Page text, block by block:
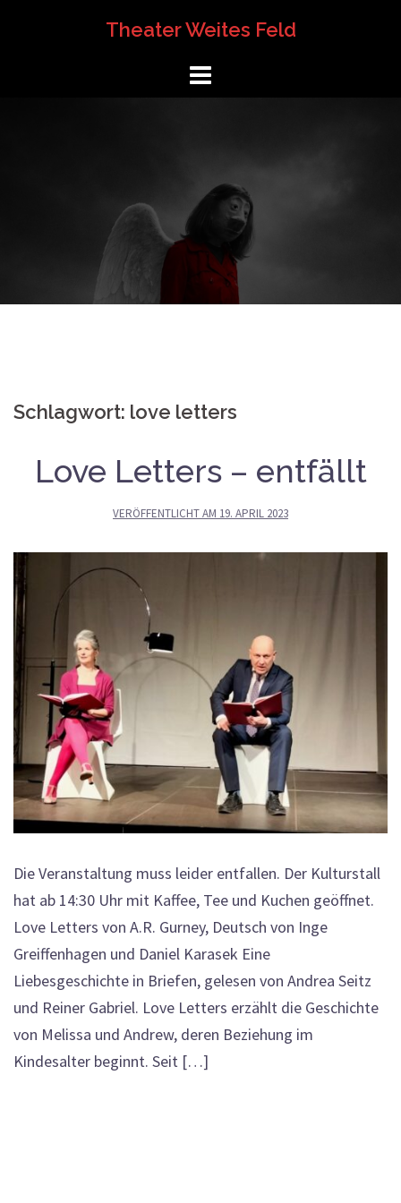
Theater Weites Feld
Schlagwort: love letters
Love Letters – entfällt
VERÖFFENTLICHT AM 19. APRIL 2023
Die Veranstaltung muss leider entfallen. Der Kulturstall
hat ab 14:30 Uhr mit Kaffee, Tee und Kuchen geöffnet.
Love Letters von A.R. Gurney, Deutsch von Inge
Greiffenhagen und Daniel Karasek Eine
Liebesgeschichte in Briefen, gelesen von Andrea Seitz
und Reiner Gabriel. Love Letters erzählt die Geschichte
von Melissa und Andrew, deren Beziehung im
Kindesalter beginnt. Seit […]